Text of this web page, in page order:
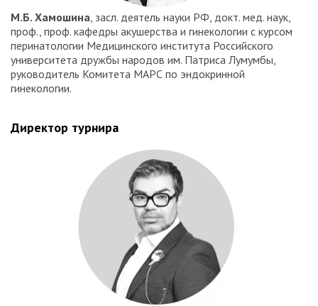
М.Б. Хамошина , засл. деятель науки РФ, докт. мед. наук,
проф., проф. кафедры акушерства и гинекологии с курсом
перинатологии Медицинского института Российского
университета дружбы народов им. Патриса Лумумбы,
руководитель Комитета МАРС по эндокринной
гинекологии.
Директор турнира